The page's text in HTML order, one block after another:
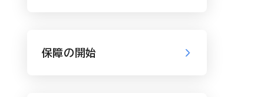
保障の開始